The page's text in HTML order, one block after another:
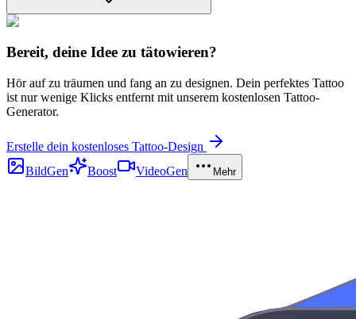
Bereit, deine Idee zu tätowieren?
Hör auf zu träumen und fang an zu designen. Dein perfektes Tattoo
ist nur wenige Klicks entfernt mit unserem kostenlosen Tattoo-
Generator.
Erstelle dein kostenloses Tattoo-Design
BildGen
Boost VideoGen Mehr